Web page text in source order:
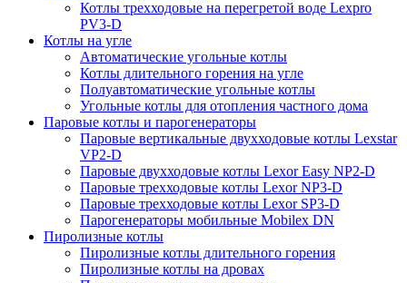
Котлы трехходовые на перегретой воде Lexpro
PV3-D
Котлы на угле
Автоматические угольные котлы
Котлы длительного горения на угле
Полуавтоматические угольные котлы
Угольные котлы для отопления частного дома
Паровые котлы и парогенераторы
Паровые вертикальные двухходовые котлы Lexstar
VP2-D
Паровые двухходовые котлы Lexor Easy NP2-D
Паровые трехходовые котлы Lexor NP3-D
Паровые трехходовые котлы Lexor SP3-D
Парогенераторы мобильные Mobilex DN
Пиролизные котлы
Пиролизные котлы длительного горения
Пиролизные котлы на дровах